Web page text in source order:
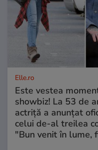
Elle.ro
Este vestea
showbiz! La 53 de
actriță a anunțat
celui de-al treilea
"Bun venit în lume,